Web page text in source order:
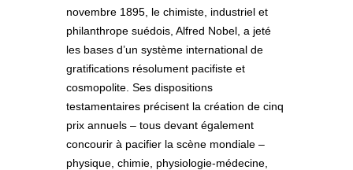
novembre 1895, le chimiste, industriel et
philanthrope suédois, Alfred Nobel, a jeté
les bases d’un système international de
gratifications résolument pacifiste et
cosmopolite. Ses dispositions
testamentaires précisent la création de cinq
prix annuels – tous devant également
concourir à pacifier la scène mondiale –
physique, chimie, physiologie-médecine,